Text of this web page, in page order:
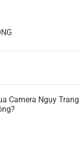
Camera Ngụy Trang